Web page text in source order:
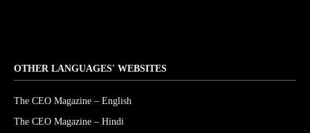
OTHER LANGUAGES' WEBSITES
The CEO Magazine – English
The CEO Magazine – Hindi